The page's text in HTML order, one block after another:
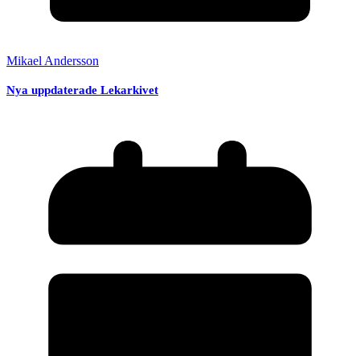
Mikael Andersson
Nya uppdaterade Lekarkivet